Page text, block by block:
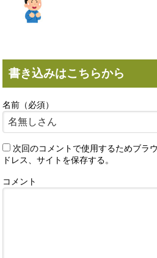
書き込みはこちらから
名前（必須）
次回のコメントで使用するためブラ
ドレス、サイトを保存する。
コメント